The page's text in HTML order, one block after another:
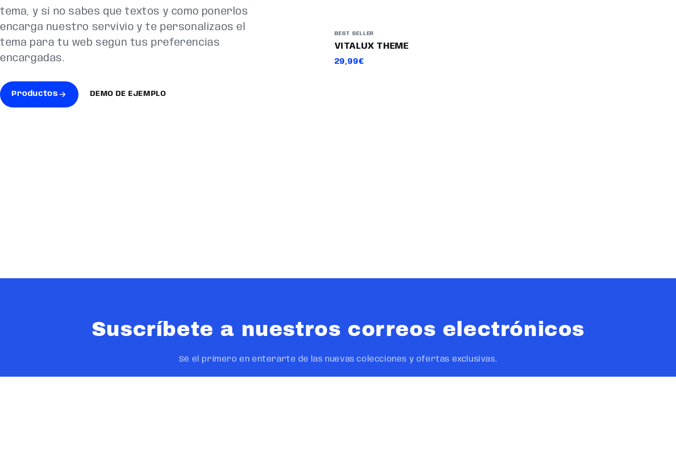
tema, y si no sabes que textos y como ponerlos
encarga nuestro servivio y te personalizaos el
tema para tu web según tus preferencias
encargadas.
Productos DEMO DE EJEMPLO
BEST SELLER
VITALUX THEME
29,99€
Suscríbete a nuestros correos electrónicos
Sé el primero en enterarte de las nuevas colecciones y ofertas exclusivas.